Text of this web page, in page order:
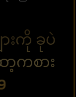
းကို ခုပဲ
ာ့ကစား